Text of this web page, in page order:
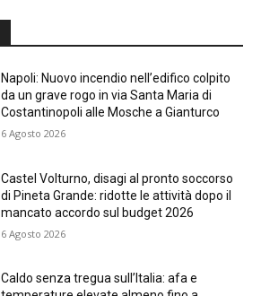
Napoli: Nuovo incendio nell’edifico colpito
da un grave rogo in via Santa Maria di
Costantinopoli alle Mosche a Gianturco
6 Agosto 2026
Castel Volturno, disagi al pronto soccorso
di Pineta Grande: ridotte le attività dopo il
mancato accordo sul budget 2026
6 Agosto 2026
Caldo senza tregua sull’Italia: afa e